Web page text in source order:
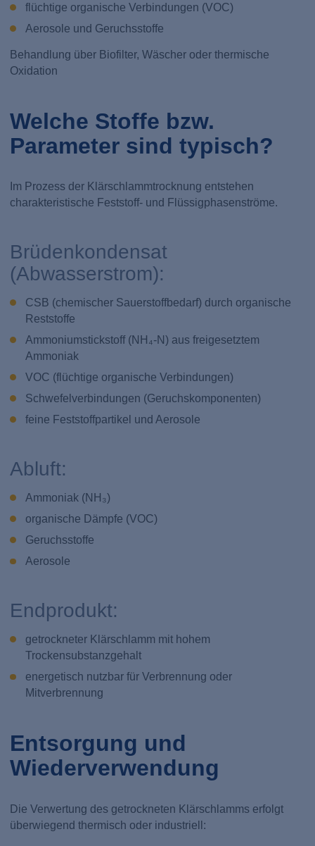
flüchtige organische Verbindungen (VOC)
Aerosole und Geruchsstoffe
Behandlung über Biofilter, Wäscher oder thermische
Oxidation
Welche Stoffe bzw.
Parameter sind typisch?
Im Prozess der Klärschlammtrocknung entstehen
charakteristische Feststoff- und Flüssigphasenströme.
Brüdenkondensat
(Abwasserstrom):
CSB (chemischer Sauerstoffbedarf) durch organische
Reststoffe
Ammoniumstickstoff (NH₄-N) aus freigesetztem
Ammoniak
VOC (flüchtige organische Verbindungen)
Schwefelverbindungen (Geruchskomponenten)
feine Feststoffpartikel und Aerosole
Abluft:
Ammoniak (NH₃)
organische Dämpfe (VOC)
Geruchsstoffe
Aerosole
Endprodukt:
getrockneter Klärschlamm mit hohem
Trockensubstanzgehalt
energetisch nutzbar für Verbrennung oder
Mitverbrennung
Entsorgung und
Wiederverwendung
Die Verwertung des getrockneten Klärschlamms erfolgt
überwiegend thermisch oder industriell: